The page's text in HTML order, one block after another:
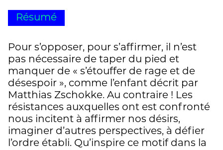
Résumé
Pour s’opposer, pour s’affirmer, il n’est
pas nécessaire de taper du pied et
manquer de « s’étouffer de rage et de
désespoir », comme l’enfant décrit par
Matthias Zschokke. Au contraire ! Les
résistances auxquelles ont est confronté
nous incitent à affirmer nos désirs,
imaginer d’autres perspectives, à défier
l’ordre établi. Qu’inspire ce motif dans la